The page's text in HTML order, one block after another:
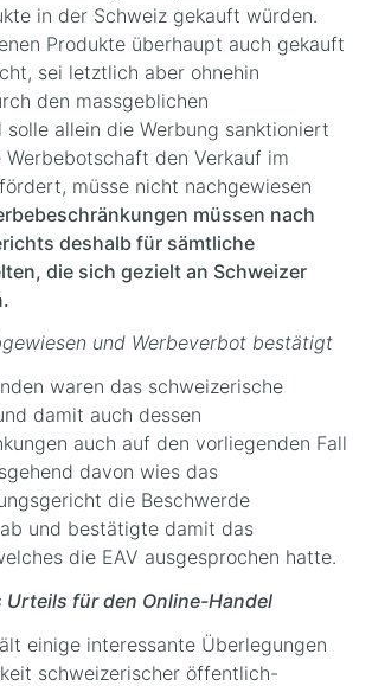
in der Schweiz gekauft würden.
Produkte überhaupt auch gekauft
sei letztlich aber ohnehin
den massgeblichen
solle allein die Werbung sanktioniert
den Verkauf im
müsse nicht nachgewiesen
müssen nach
deshalb für sämtliche
die sich gezielt an Schweizer
und Werbeverbot bestätigt
waren das schweizerische
damit auch dessen
auch auf den vorliegenden Fall
davon wies das
die Beschwerde
und bestätigte damit das
die EAV ausgesprochen hatte.
Urteils für den Online-Handel
einige interessante Überlegungen
schweizerischer öffentlich-